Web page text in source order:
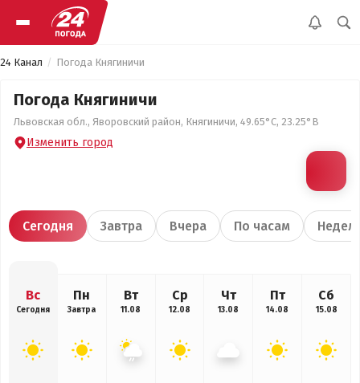
24 Канал Погода Княгиничи
Погода Княгиничи
Львовская обл., Яворовский район, Княгиничи, 49.65°С, 23.25°В
Изменить город
Сегодня Завтра Вчера По часам
Вс
Сегодня
Пн
Завтра
Вт
11.08
Ср
12.08
Чт
13.08
Пт
14.08
Сб
15.08